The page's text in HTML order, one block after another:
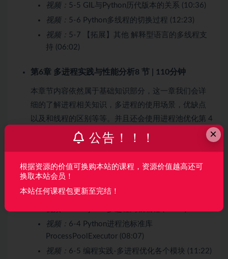
视频： 5-5 GIL与Python历代版本的关系 (10:36)
视频： 5-6 Python多线程的切换过程 (12:23)
视频： 5-7 【拓展】其他 解释型语言的多线程支
持 (06:02)
第6章 多进程实践与性能分析8 节 | 110分钟
本章节内容依然属于基础知识部分，这一章我们会详
细的了解进程相关知识，多进程的使用场景，优缺点
以及和线程的区别等等。并且还会使用进程池优化第 4
章中的图片下载器。
收起列表
视频： 6-1 章节导学 (03:14)
视频：6-2 Python进程初体验 (25:05)
视频： 6-4 Python进程池标准库
ProcessPoolExecutor (08:07)
视频： 6-5 编程实践-多进程优化各个模块 (11:22)
×
公告！！！
根据资源的价值可换购本站的课程，资源价值越高还可
换取本站会员！
本站任何课程包更新至完结！